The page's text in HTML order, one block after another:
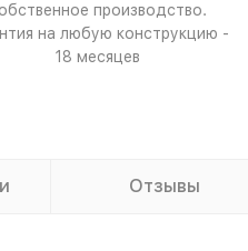
производство.
на любую конструкцию -
18 месяцев
Отзывы